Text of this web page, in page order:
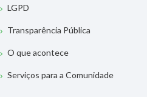
LGPD
Transparência Pública
O que acontece
Serviços para a Comunidade